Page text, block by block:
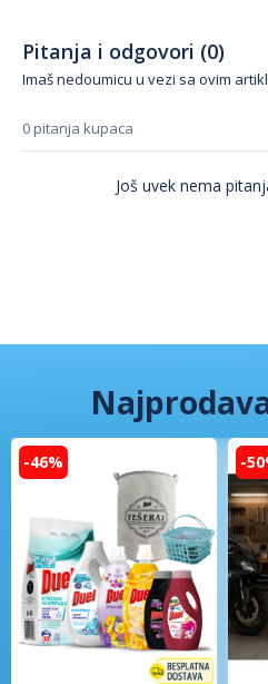
Pitanja i odgovori (0)
Imaš nedoumicu u vezi sa ovim
0 pitanja kupaca
Još uvek nema
-46% -